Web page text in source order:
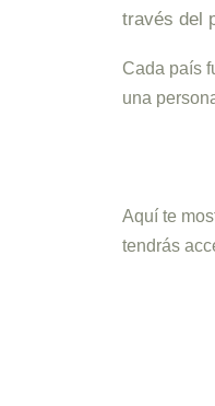
través del
Cada país
una
Aquí te
tendrás